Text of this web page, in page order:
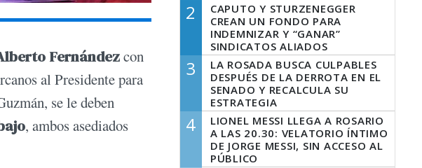
Fernándezcon
al Presidente para
se le deben
, ambos asediados
2
CAPUTO Y STURZENEGGER
CREAN UN FONDO PARA
INDEMNIZAR Y “GANAR”
SINDICATOS ALIADOS
3
LA ROSADA BUSCA CULPABLES
DESPUÉS DE LA DERROTA EN EL
SENADO Y RECALCULA SU
ESTRATEGIA
4
LIONEL MESSI LLEGA A ROSARIO
A LAS 20.30: VELATORIO ÍNTIMO
DE JORGE MESSI, SIN ACCESO AL
PÚBLICO